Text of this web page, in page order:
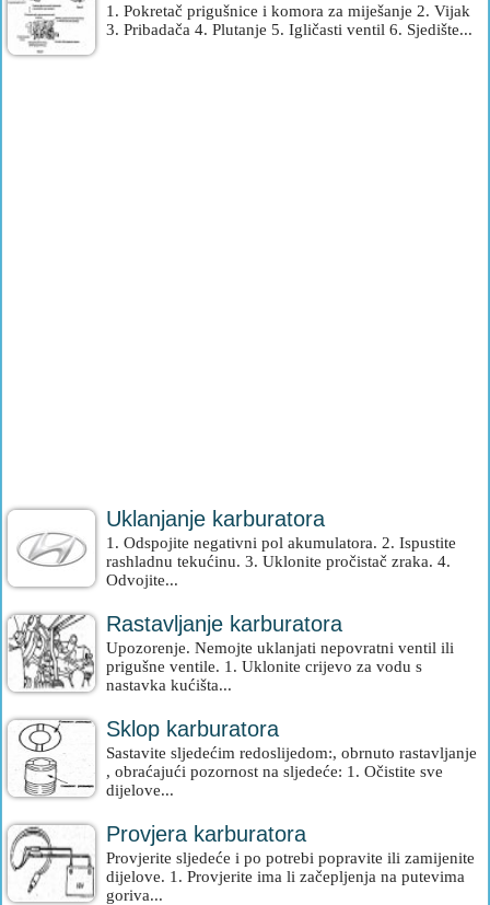
1. Pokretač prigušnice i komora za miješanje 2. Vijak
3. Pribadača 4. Plutanje 5. Igličasti ventil 6. Sjedište...
Uklanjanje karburatora
1. Odspojite negativni pol akumulatora. 2. Ispustite
rashladnu tekućinu. 3. Uklonite pročistač zraka. 4.
Odvojite...
Rastavljanje karburatora
Upozorenje. Nemojte uklanjati nepovratni ventil ili
prigušne ventile. 1. Uklonite crijevo za vodu s
nastavka kućišta...
Sklop karburatora
Sastavite sljedećim redoslijedom:, obrnuto rastavljanje
, obraćajući pozornost na sljedeće: 1. Očistite sve
dijelove...
Provjera karburatora
Provjerite sljedeće i po potrebi popravite ili zamijenite
dijelove. 1. Provjerite ima li začepljenja na putevima
goriva...